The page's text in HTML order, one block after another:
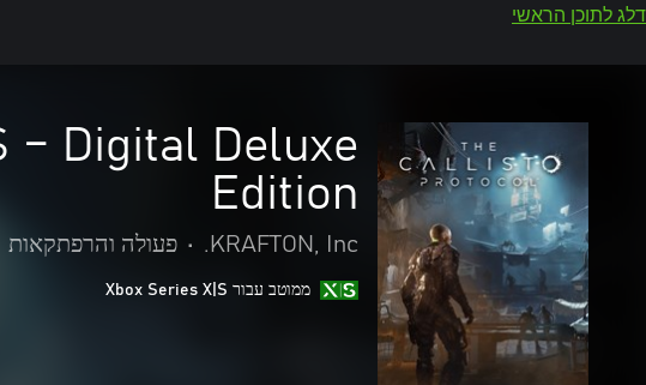
דלג לתוכן הראשי
– Digital Deluxe
Edition
KRAFTON, Inc.
• פעולה והרפתקאות
ממוטב עבור Xbox Series X|S